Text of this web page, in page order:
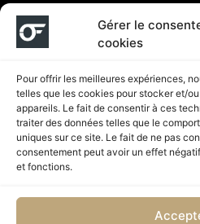
Gérer le
cookies
Pour offrir les meilleures expériences,
telles que les cookies pour stocker et/
appareils. Le fait de consentir à ces
traiter des données telles que le
uniques sur ce site. Le fait de ne pas
consentement peut avoir un effet
et fonctions.
LIENS
Suivez